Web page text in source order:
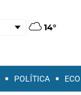
14°
POLÍTICA